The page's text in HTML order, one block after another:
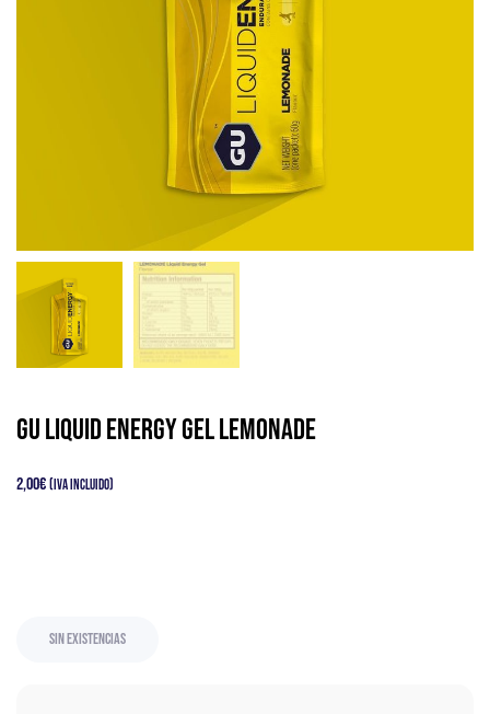
GU LIQUID ENERGY GEL LEMONADE
2,00€(IVA Incluido)
Sin existencias